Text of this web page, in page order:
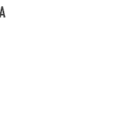
Прически на короткие